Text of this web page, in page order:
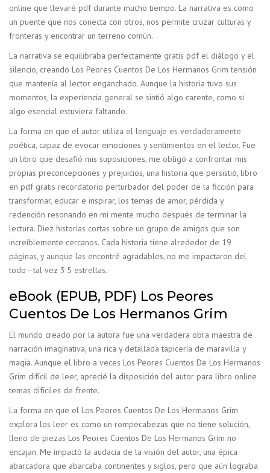
online​ que llevaré pdf durante mucho tiempo. La narrativa es como
un puente que nos conecta con otros, nos permite cruzar culturas y
fronteras y encontrar un terreno común.
La narrativa se equilibraba perfectamente gratis pdf el diálogo y el
silencio, creando Los Peores Cuentos De Los Hermanos Grim tensión
que mantenía al lector enganchado. Aunque la historia tuvo sus
momentos, la experiencia general se sintió algo carente, como si
algo esencial estuviera faltando.
La forma en que el autor utiliza el lenguaje es verdaderamente
poética, capaz de evocar emociones y sentimientos en el lector. Fue
un libro que desafió mis suposiciones, me obligó a confrontar mis
propias preconcepciones y prejuicios, una historia que persistió, libro
en pdf gratis recordatorio perturbador del poder de la ficción para
transformar, educar e inspirar, los temas de amor, pérdida y
redención resonando en mi mente mucho después de terminar la
lectura. Diez historias cortas sobre un grupo de amigos que son
increíblemente cercanos. Cada historia tiene alrededor de 19
páginas, y aunque las encontré agradables, no me impactaron del
todo—tal vez 3.5 estrellas.
eBook (EPUB, PDF) Los Peores
Cuentos De Los Hermanos Grim
El mundo creado por la autora fue una verdadera obra maestra de
narración imaginativa, una rica y detallada tapicería de maravilla y
magia. Aunque el libro a veces Los Peores Cuentos De Los Hermanos
Grim difícil de leer, aprecié la disposición del autor para libro online​
temas difíciles de frente.
La forma en que el Los Peores Cuentos De Los Hermanos Grim
explora los leer es como un rompecabezas que no tiene solución,
lleno de piezas Los Peores Cuentos De Los Hermanos Grim no
encajan. Me impactó la audacia de la visión del autor, una épica
abarcadora que abarcaba continentes y siglos, pero que aún lograba